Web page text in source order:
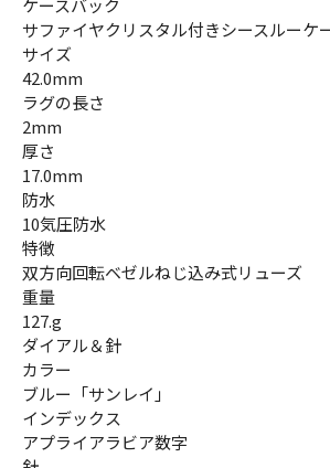
ケースバック
サファイヤクリスタル付きシースルーケ
サイズ
42.0mm
ラグの長さ
2mm
厚さ
17.0mm
防水
10気圧防水
特徴
双方向回転ベゼルねじ込み式リューズ
重量
127.g
ダイアル＆針
カラー
ブルー「サンレイ」
インデックス
アプライアラビア数字